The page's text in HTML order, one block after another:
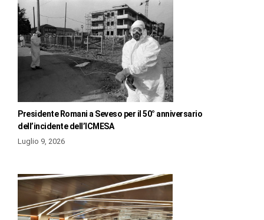
Presidente Romani a Seveso per il 50° anniversario
dell’incidente dell’ICMESA
Luglio 9, 2026